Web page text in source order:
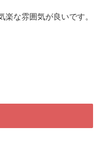
な雰囲気が良いです。